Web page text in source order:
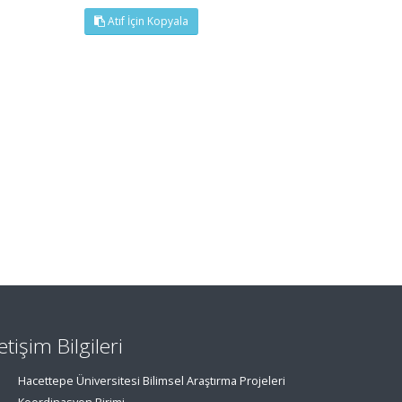
Atıf İçin Kopyala
Bilgileri
Hacettepe Üniversitesi Bilimsel Araştırma Projeleri